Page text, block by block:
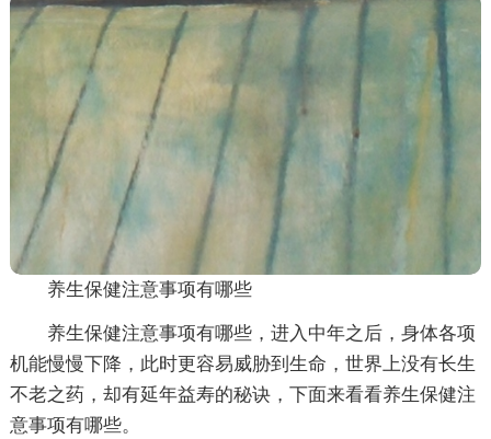
养生保健注意事项有哪些
养生保健注意事项有哪些，进入中年之后，身体各项
机能慢慢下降，此时更容易威胁到生命，世界上没有长生
不老之药，却有延年益寿的秘诀，下面来看看养生保健注
意事项有哪些。